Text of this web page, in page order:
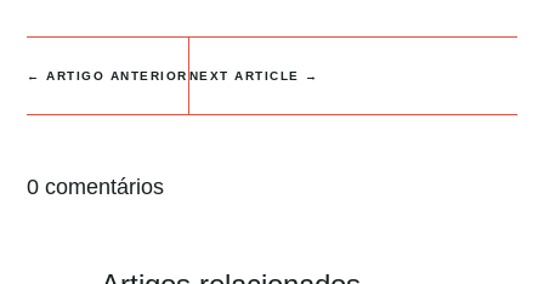
←ARTIGO ANTERIOR NEXT ARTICLE →
0 comentários